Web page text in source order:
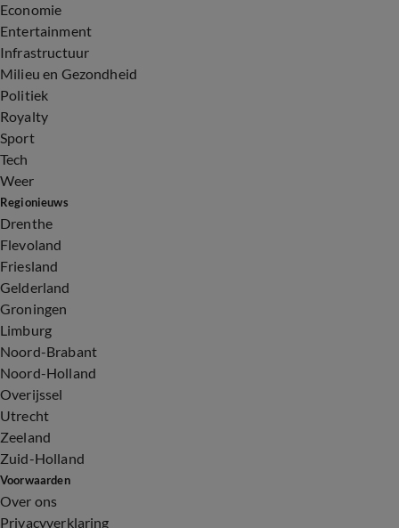
Economie
Entertainment
Infrastructuur
Milieu en Gezondheid
Politiek
Royalty
Sport
Tech
Weer
Regionieuws
Drenthe
Flevoland
Friesland
Gelderland
Groningen
Limburg
Noord-Brabant
Noord-Holland
Overijssel
Utrecht
Zeeland
Zuid-Holland
Voorwaarden
Over ons
Privacyverklaring